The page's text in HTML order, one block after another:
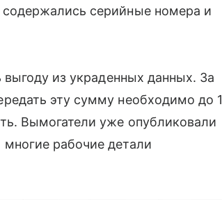
серийные номера и
выгоду из украденных данных. За
эту сумму необходимо до 1
Вымогатели уже опубликовали
рабочие детали